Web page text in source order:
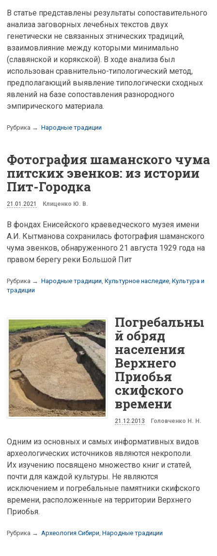
В статье представлены результаты сопоставительного
анализа заговорных лечебных текстов двух
генетически не связанных этнических традиций,
взаимовлияние между которыми минимально
(славянской и корякской). В ходе анализа был
использован сравнительно-типологический метод,
предполагающий выявление типологически сходных
явлений на базе сопоставления разнородного
эмпирического материала.
Рубрика → Народные традиции
Фотография шаманского чума
питских эвенков: из истории
Пит-Городка
21.01.2021 Клиценко Ю. В.
В фондах Енисейского краеведческого музея имени
А.И. Кытманова сохранилась фотография шаманского
чума эвенков, обнаруженного 21 августа 1929 года на
правом берегу реки Большой Пит
Рубрика → Народные традиции Культурное наследие Культура и
традиции
Погребальны
й обряд
населения
Верхнего
Приобья
скифского
времени
21.12.2013 Головченко Н. Н.
Одним из основных и самых информативных видов
археологических источников являются некрополи.
Их изучению посвящено множество книг и статей,
почти для каждой культуры. Не являются
исключением и погребальные памятники скифского
времени, расположенные на территории Верхнего
Приобья.
Рубрика → Археология Сибири Народные традиции